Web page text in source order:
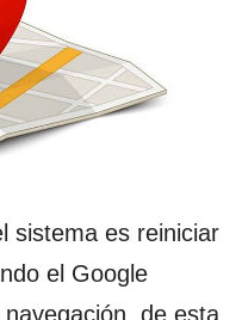
sistema es reiniciar
el Google
de esta